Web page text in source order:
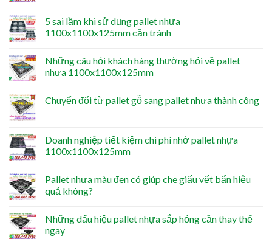
5 sai lầm khi sử dụng pallet nhựa
1100x1100x125mm cần tránh
Những câu hỏi khách hàng thường hỏi về pallet
nhựa 1100x1100x125mm
Chuyển đổi từ pallet gỗ sang pallet nhựa thành công
Doanh nghiệp tiết kiệm chi phí nhờ pallet nhựa
1100x1100x125mm
Pallet nhựa màu đen có giúp che giấu vết bẩn hiệu
quả không?
Những dấu hiệu pallet nhựa sắp hỏng cần thay thế
ngay